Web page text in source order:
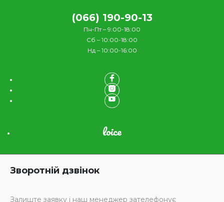
(066) 190-90-13
Пн-Пт – 9:00-18:00
Сб – 10:00-18:00
Нд – 10:00-16:00
loice
Зворотній дзвінок
Залиште заявку і наш менеджер зателефонує